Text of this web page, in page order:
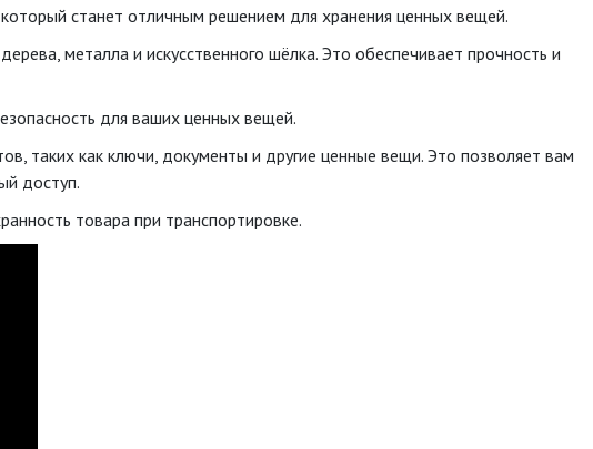
станет отличным решением для хранения ценных вещей.
металла и искусственного шёлка. Это обеспечивает прочность и
для ваших ценных вещей.
таких как ключи, документы и другие ценные вещи. Это позволяет вам
доступ.
товара при транспортировке.